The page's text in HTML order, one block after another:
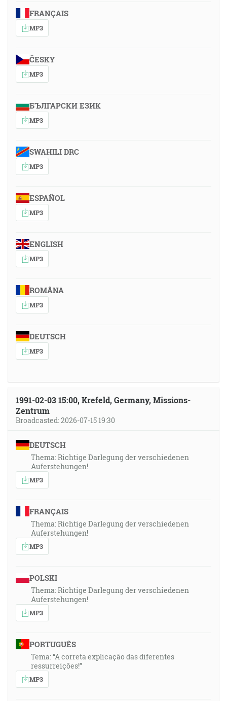
FRANÇAIS
MP3
ČESKY
MP3
БЪЛГАРСКИ ЕЗИК
MP3
SWAHILI DRC
MP3
ESPAÑOL
MP3
ENGLISH
MP3
ROMÂNA
MP3
DEUTSCH
MP3
1991-02-03 15:00, Krefeld, Germany, Missions-
Zentrum
Broadcasted: 2026-07-15 19:30
DEUTSCH
Thema: Richtige Darlegung der verschiedenen
Auferstehungen!
MP3
FRANÇAIS
Thema: Richtige Darlegung der verschiedenen
Auferstehungen!
MP3
POLSKI
Thema: Richtige Darlegung der verschiedenen
Auferstehungen!
MP3
PORTUGUÊS
Tema: “A correta explicação das diferentes
ressurreições!”
MP3